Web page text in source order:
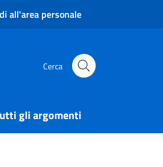
all'area personale
Cerca
gli argomenti